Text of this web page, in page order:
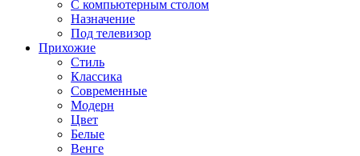
С компьютерным столом
Назначение
Под телевизор
Прихожие
Стиль
Классика
Современные
Модерн
Цвет
Белые
Венге